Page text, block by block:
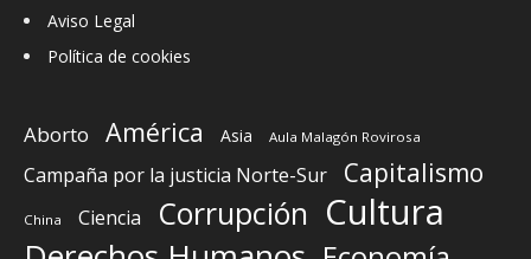
Aviso Legal
Política de cookies
Aborto América Asia Aula Malagón Rovirosa
Campaña por la justicia Norte-Sur Capitalismo
China Ciencia Corrupción Cultura